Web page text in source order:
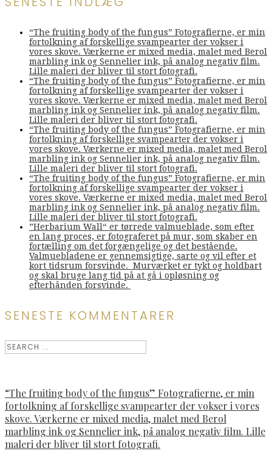
“The fruiting body of the fungus” Fotografierne, er min
fortolkning af forskellige svampearter der vokser i
vores skove. Værkerne er mixed media, malet med Berol
marbling ink og Sennelier ink, på analog negativ film.
Lille maleri der bliver til stort fotografi.
“The fruiting body of the fungus” Fotografierne, er min
fortolkning af forskellige svampearter der vokser i
vores skove. Værkerne er mixed media, malet med Berol
marbling ink og Sennelier ink, på analog negativ film.
Lille maleri der bliver til stort fotografi.
“The fruiting body of the fungus” Fotografierne, er min
fortolkning af forskellige svampearter der vokser i
vores skove. Værkerne er mixed media, malet med Berol
marbling ink og Sennelier ink, på analog negativ film.
Lille maleri der bliver til stort fotografi.
“The fruiting body of the fungus” Fotografierne, er min
fortolkning af forskellige svampearter der vokser i
vores skove. Værkerne er mixed media, malet med Berol
marbling ink og Sennelier ink, på analog negativ film.
Lille maleri der bliver til stort fotografi.
”Herbarium Wall“ er tørrede valmueblade, som efter
en lang proces, er fotograferet på mur, som skaber en
fortælling om det forgængelige og det bestående.
Valmuebladene er gennemsigtige, sarte og vil efter et
kort tidsrum forsvinde. Murværket er tykt og holdbart
og skal bruge lang tid på at gå i opløsning og
efterhånden forsvinde.
SENESTE KOMMENTARER
“The fruiting body of the fungus” Fotografierne, er min
fortolkning af forskellige svampearter der vokser i vores
skove. Værkerne er mixed media, malet med Berol
marbling ink og Sennelier ink, på analog negativ film. Lille
maleri der bliver til stort fotografi.